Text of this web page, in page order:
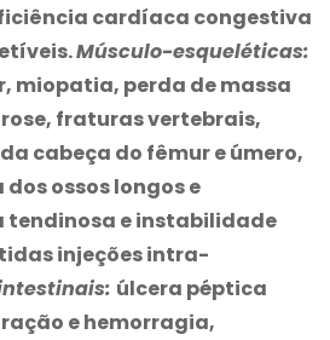
cardíaca congestiva
Músculo-esqueléticas:
miopatia, perda de massa
fraturas vertebrais,
cabeça do fêmur e úmero,
ossos longos e
tendinosa e instabilidade
injeções intra-
úlcera péptica
e hemorragia,